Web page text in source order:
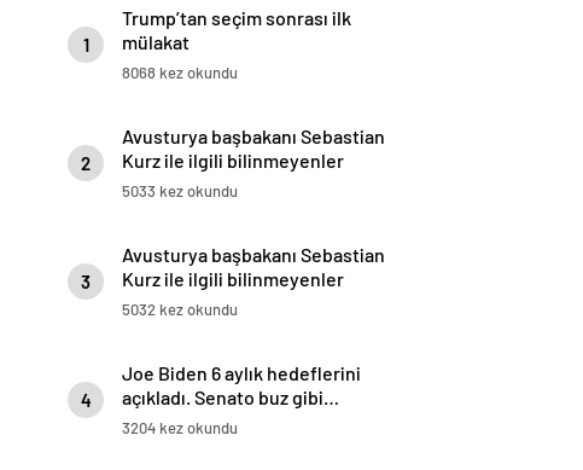
1
Trump’tan seçim sonrası ilk
mülakat
8068 kez okundu
2
Avusturya başbakanı Sebastian
Kurz ile ilgili bilinmeyenler
5033 kez okundu
3
Avusturya başbakanı Sebastian
Kurz ile ilgili bilinmeyenler
5032 kez okundu
4
Joe Biden 6 aylık hedeflerini
açıkladı. Senato buz gibi…
3204 kez okundu